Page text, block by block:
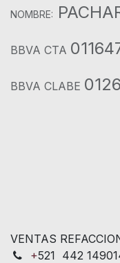
NOMBRE:
BBVA CTA
BBVA CLABE
VENTAS
+521 442